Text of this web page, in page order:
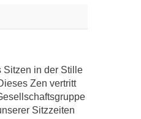
Sitzen in der Stille
Zen vertritt
Sitzzeiten